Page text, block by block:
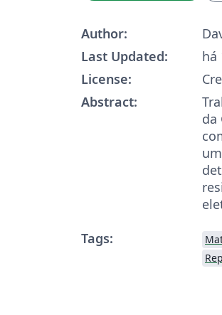
Author:
Last Updated:
há
License:
Abstract:
da
Tags: